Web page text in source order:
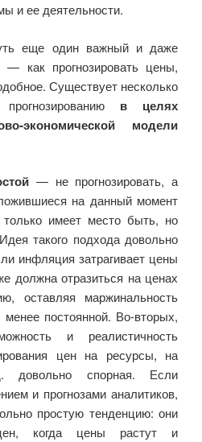
и ее деятельности.
еще один важный и даже
— как прогнозировать цены,
Существует несколько
в целях
экономической модели
— не прогнозировать, а
на данный момент
имеет место быть, но
такого подхода довольно
инфляция затрагивает цены
должна отразиться на ценах
оставляя маржинальность
постоянной. Во-вторых,
и реалистичность
цен на ресурсы, на
спорная. Если
и прогнозами аналитиков,
простую тенденцию: они
когда цены растут и